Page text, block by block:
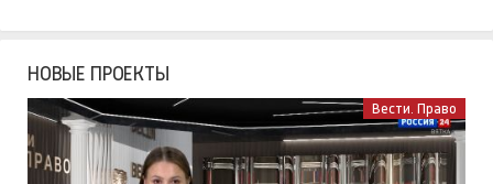
НОВЫЕ ПРОЕКТЫ
Вести. Право